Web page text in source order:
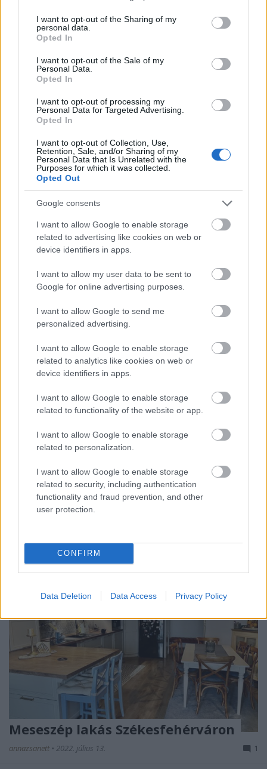
not limited to your visit or usage behaviour. You may click to
grant or deny consent to Google and its third-party tags to
use your data for below specified purposes in below Google
consent section.
I want to opt-out of the Sharing of my
personal data.
Opted In
I want to opt-out of the Sale of my
Personal Data.
Opted In
I want to opt-out of processing my
Personal Data for Targeted Advertising.
Opted In
I want to opt-out of Collection, Use,
Retention, Sale, and/or Sharing of my
Personal Data that Is Unrelated with the
Purposes for which it was collected.
Opted Out
Google consents
I want to allow Google to enable storage
related to advertising like cookies on web or
device identifiers in apps.
I want to allow my user data to be sent to
Google for online advertising purposes.
I want to allow Google to send me
personalized advertising.
I want to allow Google to enable storage
related to analytics like cookies on web or
device identifiers in apps.
I want to allow Google to enable storage
related to functionality of the website or app.
I want to allow Google to enable storage
related to personalization.
I want to allow Google to enable storage
related to security, including authentication
functionality and fraud prevention, and other
user protection.
CONFIRM
Data Deletion Data Access Privacy Policy
Kétgenerációs családi ház Győrben
annazsanett•2022. november 09.
Győr, az ország egyik legdinamikusabban fejlődő
települése. Műemlékekben gazdag városa. Érdemes
betérni a szelíd környezetben fekvő, patinás ...
Bükki panoráma: lenyűgöző otthon
Egerben
annazsanett•2022. augusztus 08.
Egerben, a Hajdúhegy lábánál eladó ez a
páratlan
panorámával rendelkező családi ház. Eger az egyik
legélhetőbb vidéki város, mindössze 130 ...
Meseszép lakás Székesfehérváron
annazsanett • 2022. július 13. 1